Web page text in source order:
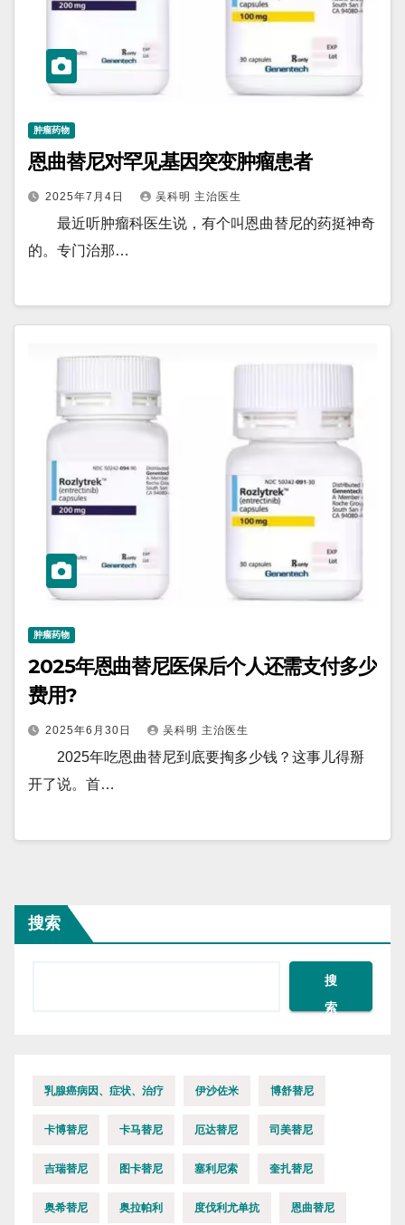
肿瘤药物
恩曲替尼对罕见基因突变肿瘤患者
2025年7月4日 吴科明 主治医生
最近听肿瘤科医生说，有个叫恩曲替尼的药挺神奇
的。专门治那…
肿瘤药物
2025年恩曲替尼医保后个人还需支付多少
费用?
2025年6月30日 吴科明 主治医生
2025年吃恩曲替尼到底要掏多少钱？这事儿得掰
开了说。首…
搜索
搜
索
乳腺癌病因、症状、治疗 伊沙佐米 博舒替尼
卡博替尼 卡马替尼 厄达替尼 司美替尼
吉瑞替尼 图卡替尼 塞利尼索 奎扎替尼
奥希替尼 奥拉帕利 度伐利尤单抗 恩曲替尼